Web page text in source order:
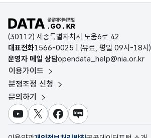
D-데이터허브
인천데이터포털
울산광역시 데이터포털
전남광주통합특별시 빅데이터 플랫폼
대전광역시 데이터포털
세종특별자치시 데이터포털
충청북도 데이터허브
국토교통부 공간정보오픈플랫폼
환경부 환경데이터포털
문화데이터광장
농림축산식품 공공데이터포털
보건의료빅데이터개방시스템
식품의약품안전처 데이터포털
교육통계서비스
공공데이터포털 바로가기
(30112) 세종특별자치시 도움6로 42
대표전화1566-0025 | (유료, 평일 09시-18시)
운영자 메일 상담opendata_help@nia.or.kr
이용가이드
분쟁조정 신청
문의하기
유튜브X 페이스북
블로그